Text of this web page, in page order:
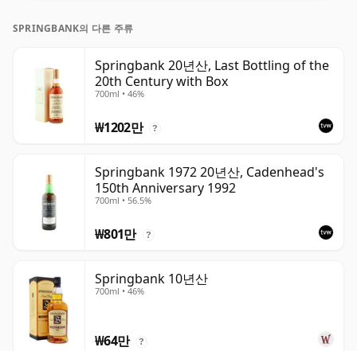
SPRINGBANK의 다른 주류
Springbank 20년산, Last Bottling of the
20th Century with Box
700ml • 46%
₩1202만 ?
Springbank 1972 20년산, Cadenhead's
150th Anniversary 1992
700ml • 56.5%
₩801만 ?
Springbank 10년산
700ml • 46%
₩64만 ?